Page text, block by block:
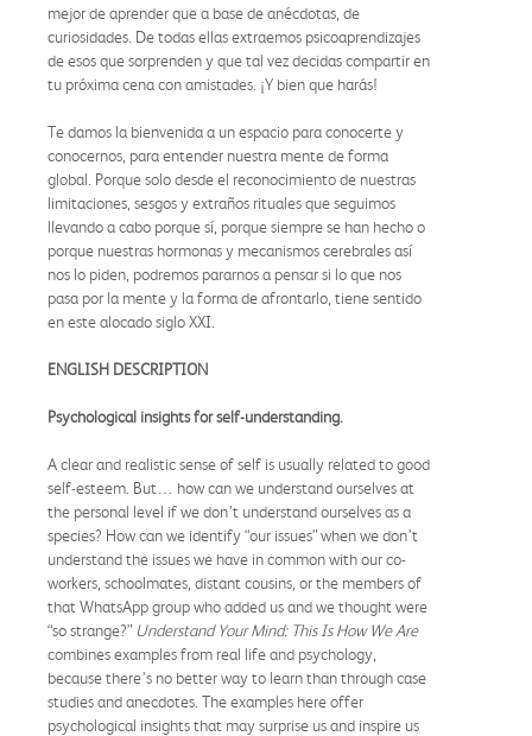
mejor de aprender que a base de anécdotas, de
curiosidades. De todas ellas extraemos psicoaprendizajes
de esos que sorprenden y que tal vez decidas compartir en
tu próxima cena con amistades. ¡Y bien que harás!
Te damos la bienvenida a un espacio para conocerte y
conocernos, para entender nuestra mente de forma
global. Porque solo desde el reconocimiento de nuestras
limitaciones, sesgos y extraños rituales que seguimos
llevando a cabo porque sí, porque siempre se han hecho o
porque nuestras hormonas y mecanismos cerebrales así
nos lo piden, podremos pararnos a pensar si lo que nos
pasa por la mente y la forma de afrontarlo, tiene sentido
en este alocado siglo XXI.
ENGLISH DESCRIPTION
Psychological insights for self-understanding.
A clear and realistic sense of self is usually related to good
self-esteem. But… how can we understand ourselves at
the personal level if we don’t understand ourselves as a
species? How can we identify “our issues” when we don’t
understand the issues we have in common with our co-
workers, schoolmates, distant cousins, or the members of
that WhatsApp group who added us and we thought were
“so strange?” Understand Your Mind: This Is How We Are
combines examples from real life and psychology,
because there’s no better way to learn than through case
studies and anecdotes. The examples here offer
psychological insights that may surprise us and inspire us